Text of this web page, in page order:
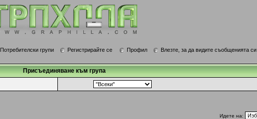
Потребителски групи Регистрирайте се Профил Влезте, за да видите съобщенията си
Присъединяване към група
Идете на: